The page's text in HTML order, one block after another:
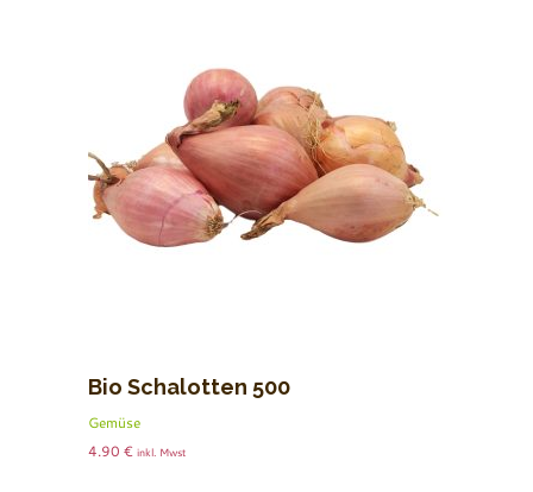
Bio Schalotten 500
Gemüse
4.90 € inkl. Mwst